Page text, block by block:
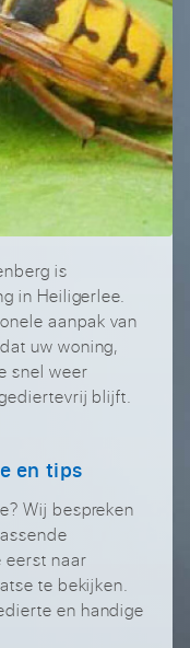
is
in Heiligerlee.
aanpak van
uw woning,
snel weer
blijft.
en tips
Wij bespreken
eerst naar
te bekijken.
en handige